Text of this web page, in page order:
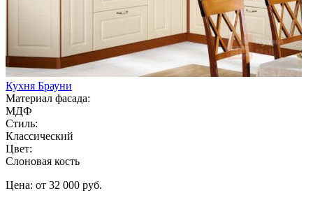
Кухня Брауни
Материал фасада:
МДФ
Стиль:
Классический
Цвет:
Слоновая кость
Цена: от 32 000 руб.